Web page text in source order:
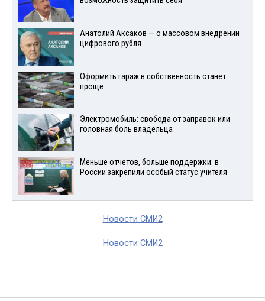
Анатолий Аксаков — о массовом внедрении
цифрового рубля
Оформить гараж в собственность станет
проще
Электромобиль: свобода от заправок или
головная боль владельца
Меньше отчетов, больше поддержки: в
России закрепили особый статус учителя
Новости СМИ2
Новости СМИ2